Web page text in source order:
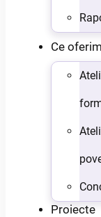
Ce oferim
Proiecte